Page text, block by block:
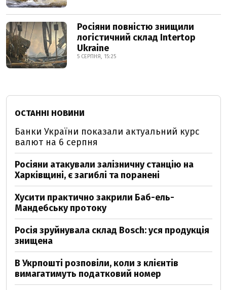
Росіяни повністю знищили
логістичний склад Intertop
Ukraine
5 СЕРПНЯ, 15:25
ОСТАННІ НОВИНИ
Банки України показали актуальний курс
валют на 6 серпня
Росіяни атакували залізничну станцію на
Харківщині, є загиблі та поранені
Хусити практично закрили Баб-ель-
Мандебську протоку
Росія зруйнувала склад Bosch: уся продукція
знищена
В Укрпошті розповіли, коли з клієнтів
вимагатимуть податковий номер